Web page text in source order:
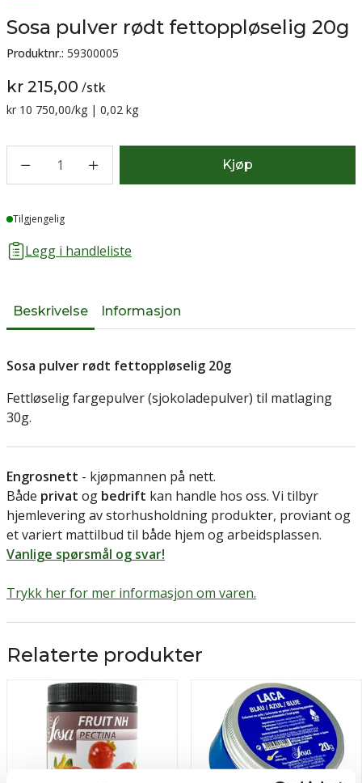
Sosa pulver rødt fettoppløselig 20g
Produktnr.: 59300005
kr 215,00 /stk
Sammenligning pris:
kr 10 750,00/kg | 0,02 kg
1 Kjøp
Lager
Tilgjengelig
Legg i handleliste
Beskrivelse Informasjon
Sosa pulver rødt fettoppløselig 20g
Fettløselig fargepulver (sjokoladepulver) til matlaging
30g.
Engrosnett - kjøpmannen på nett.
Både privat og bedrift kan handle hos oss. Vi tilbyr
hjemlevering av storhusholdning produkter, proviant og
et variert mattilbud til både hjem og arbeidsplassen.
Vanlige spørsmål og svar!
Trykk her for mer informasjon om varen.
Relaterte produkter